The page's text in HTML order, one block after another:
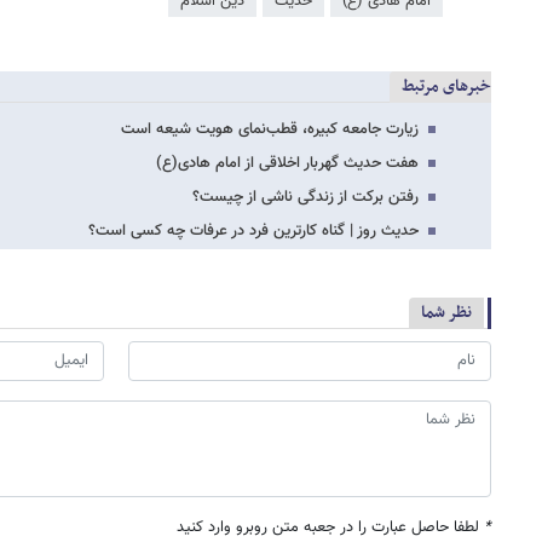
خبرهای مرتبط
زیارت جامعه کبیره، قطب‌نمای هویت شیعه است
هفت حدیث گهربار اخلاقی از امام هادی(ع)
رفتن برکت از زندگی ناشی از چیست؟
حدیث روز | گناه کارترین فرد در عرفات چه کسی است؟
نظر شما
* لطفا حاصل عبارت را در جعبه متن روبرو وارد کنید